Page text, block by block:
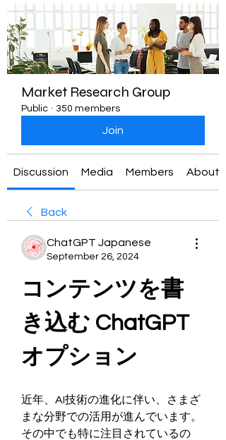
Market Research Group
Public · 350 members
Join
Discussion Media Members About
Back
ChatGPT Japanese
September 26, 2024
コンテンツを書
き込む ChatGPT
オプション
近年、AI技術の進化に伴い、さまざ
まな分野での活用が進んでいます。
その中でも特に注目されているの